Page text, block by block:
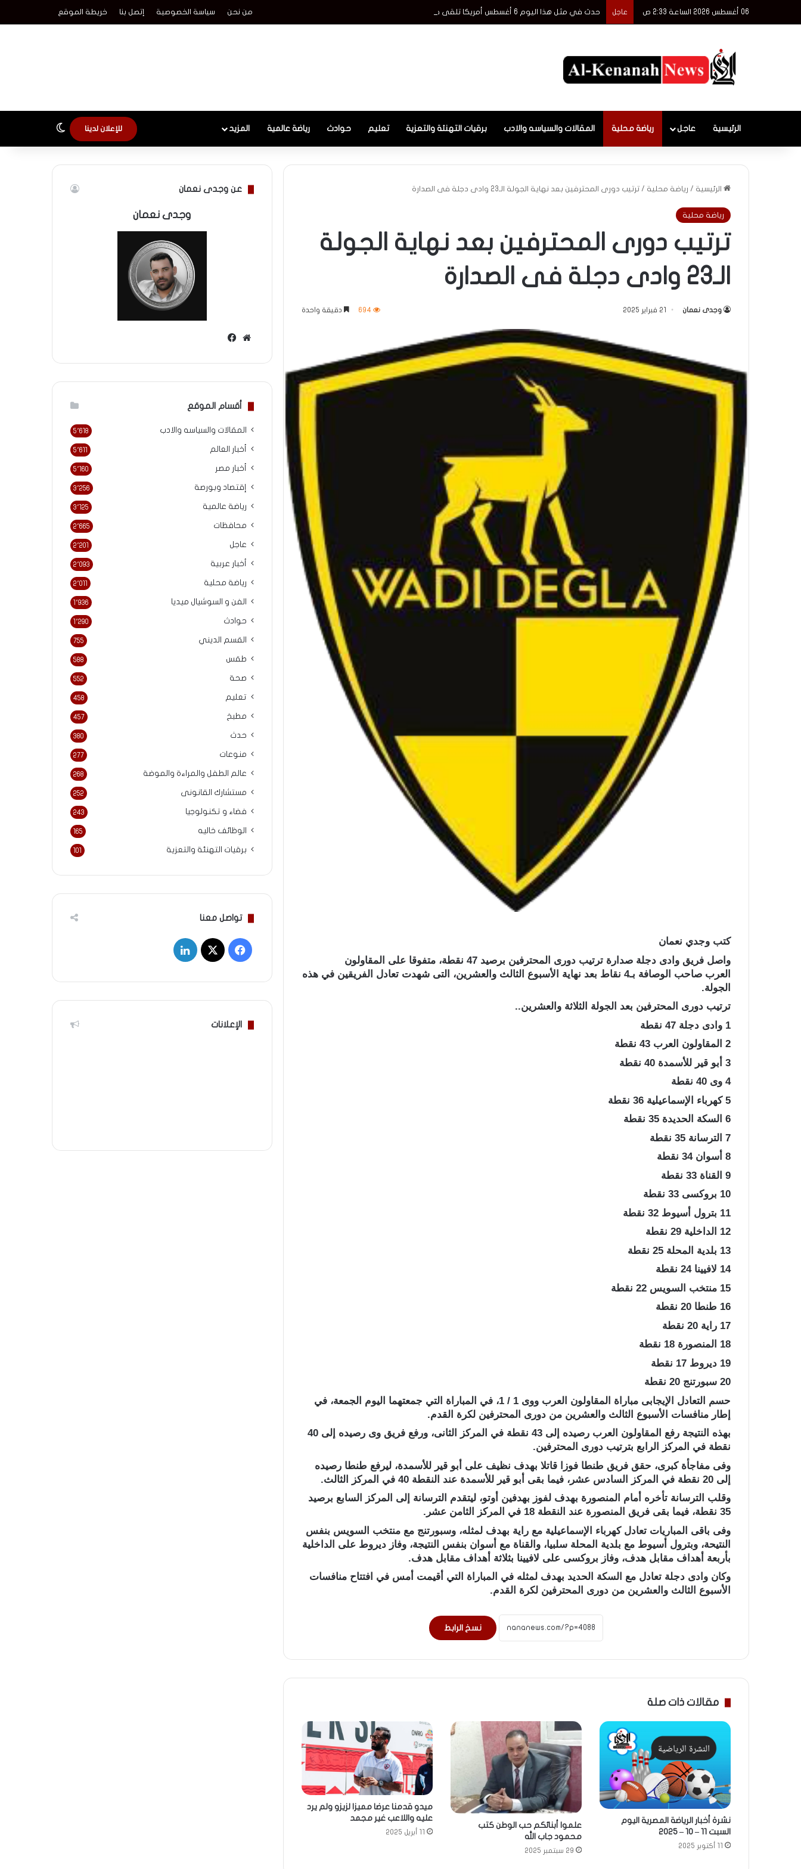
06 أغسطس 2026 الساعة 2:33 ص عاجل حدث في مثل هذا اليوم 6 أغسطس أمريكا تلقى قنبلة ذرية وافتتاح قناة السويس الجديدة من نحن سياسة الخصوصية إتصل بنا خريطة الموقع
الرئيسية عاجل رياضة محلية المقالات والسياسه والادب برقيات التهنئة والتعزية تعليم حوادث رياضة عالمية المزيد للإعلان لدينا الوضع المظلم
الرئيسية / رياضة محلية / ترتيب دورى المحترفين بعد نهاية الجولة الـ23 وادى دجلة فى الصدارة
رياضة محلية
ترتيب دورى المحترفين بعد نهاية الجولة
الـ23 وادى دجلة فى الصدارة
وجدى نعمان 21 فبراير 2025 694 دقيقة واحدة
كتب وجدي نعمان
واصل فريق وادى دجلة صدارة ترتيب دورى المحترفين برصيد 47 نقطة، متفوقا على المقاولون
العرب صاحب الوصافة بـ4 نقاط بعد نهاية الأسبوع الثالث والعشرين، التى شهدت تعادل الفريقين في هذه
الجولة.
ترتيب دورى المحترفين بعد الجولة الثلاثة والعشرين..
1 وادى دجلة 47 نقطة
2 المقاولون العرب 43 نقطة
3 أبو قير للأسمدة 40 نقطة
4 وى 40 نقطة
5 كهرباء الإسماعيلية 36 نقطة
6 السكة الحديدة 35 نقطة
7 الترسانة 35 نقطة
8 أسوان 34 نقطة
9 القناة 33 نقطة
10 بروكسى 33 نقطة
11 بترول أسيوط 32 نقطة
12 الداخلية 29 نقطة
13 بلدية المحلة 25 نقطة
14 لافيينا 24 نقطة
15 منتخب السويس 22 نقطة
16 طنطا 20 نقطة
17 راية 20 نقطة
18 المنصورة 18 نقطة
19 ديروط 17 نقطة
20 سبورتنج 20 نقطة
حسم التعادل الإيجابى مباراة المقاولون العرب ووى 1 / 1، في المباراة التي جمعتهما اليوم الجمعة، في
إطار منافسات الأسبوع الثالث والعشرين من دورى المحترفين لكرة القدم.
بهذه النتيجة رفع المقاولون العرب رصيده إلى 43 نقطة في المركز الثانى، ورفع فريق وى رصيده إلى 40
نقطة في المركز الرابع بترتيب دورى المحترفين.
وفى مفاجأة كبرى، حقق فريق طنطا فوزا قاتلا بهدف نظيف على أبو قير للأسمدة، ليرفع طنطا رصيده
إلى 20 نقطة في المركز السادس عشر، فيما بقى أبو قير للأسمدة عند النقطة 40 في المركز الثالث.
وقلب الترسانة تأخره أمام المنصورة بهدف لفوز بهدفين أوتو، ليتقدم الترسانة إلى المركز السابع برصيد
35 نقطة، فيما بقى فريق المنصورة عند النقطة 18 في المركز الثامن عشر.
وفى باقى المباريات تعادل كهرباء الإسماعيلية مع راية بهدف لمثله، وسبورتنج مع منتخب السويس بنفس
النتيحة، وبترول أسيوط مع بلدية المحلة سلبيا، والقناة مع أسوان بنفس النتيجة، وفاز ديروط على الداخلية
بأربعة أهداف مقابل هدف، وفاز بروكسى على لافيينا بثلاثة أهداف مقابل هدف.
وكان وادى دجلة تعادل مع السكة الحديد بهدف لمثله في المباراة التي أقيمت أمس في افتتاح منافسات
الأسبوع الثالث والعشرين من دورى المحترفين لكرة القدم.
نسخ الرابط
مقالات ذات صلة
نشرة أخبار الرياضة المصرية اليوم
السبت 11 – 10 – 2025
11 أكتوبر 2025
علموا أبنائكم حب الوطن كتب
محمود جاب الله
29 سبتمبر 2025
ميدو قدمنا عرضا مميزا لزيزو ولم يرد
عليه واللاعب غير مجمد
11 أبريل 2025
عن وجدى نعمان
وجدى نعمان
موقع
أقسام الموقع
المقالات والسياسه والادب 5٬618
أخبار العالم 5٬611
أخبار مصر 5٬160
إقتصاد وبورصة 3٬256
رياضة عالمية 3٬125
محافظات 2٬665
عاجل 2٬201
أخبار عربية 2٬093
رياضة محلية 2٬011
الفن و السوشيال ميديا 1٬936
حوادث 1٬290
القسم الديني 755
طقس 588
صحة 552
تعليم 458
مطبخ 457
حدث 380
منوعات 277
عالم الطفل والمراءة والموضة 268
مستشارك القانونى 252
فضاء و تكنولوجيا 243
الوظائف خاليه 165
برقيات التهنئة والتعزية 101
تواصل معنا
فيسبوك
‫X لينكدإن
الإعلانات